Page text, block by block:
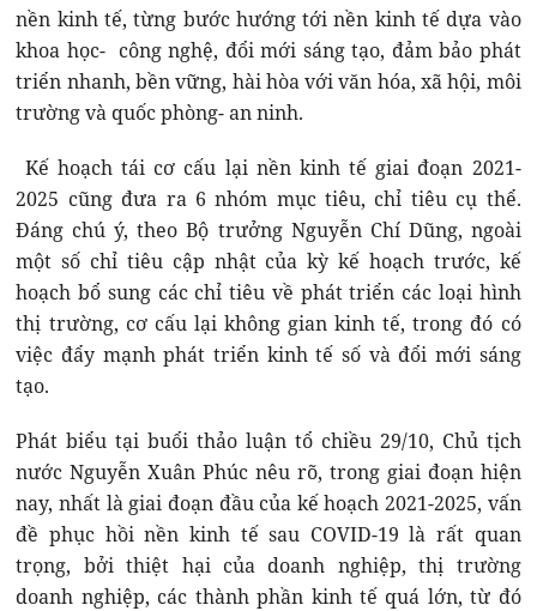
nền kinh tế, từng bước hướng tới nền kinh tế dựa vào
khoa học- công nghệ, đổi mới sáng tạo, đảm bảo phát
triển nhanh, bền vững, hài hòa với văn hóa, xã hội, môi
trường và quốc phòng- an ninh.
Kế hoạch tái cơ cấu lại nền kinh tế giai đoạn 2021-
2025 cũng đưa ra 6 nhóm mục tiêu, chỉ tiêu cụ thể.
Đáng chú ý, theo Bộ trưởng Nguyễn Chí Dũng, ngoài
một số chỉ tiêu cập nhật của kỳ kế hoạch trước, kế
hoạch bổ sung các chỉ tiêu về phát triển các loại hình
thị trường, cơ cấu lại không gian kinh tế, trong đó có
việc đẩy mạnh phát triển kinh tế số và đổi mới sáng
tạo.
Phát biểu tại buổi thảo luận tổ chiều 29/10, Chủ tịch
nước Nguyễn Xuân Phúc nêu rõ, trong giai đoạn hiện
nay, nhất là giai đoạn đầu của kế hoạch 2021-2025, vấn
đề phục hồi nền kinh tế sau COVID-19 là rất quan
trọng, bởi thiệt hại của doanh nghiệp, thị trường
doanh nghiệp, các thành phần kinh tế quá lớn, từ đó